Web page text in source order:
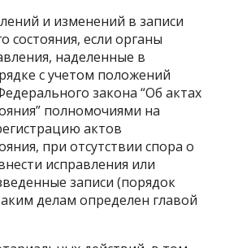
и изменений в записи
состояния, если органы
наделенные в
с учетом положений
закона “Об актах
полномочиями на
актов
при отсутствии спора о
исправления или
записи (порядок
делам определен главой